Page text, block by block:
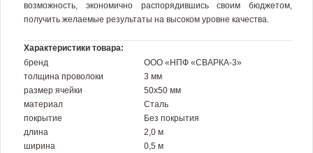
возможность, экономично распорядившись своим бюджетом,
получить желаемые результаты на высоком уровне качества.
Характеристики товара:
бренд
ООО «НПФ «СВАРКА-3»
толщина проволоки
3 мм
размер ячейки
50х50 мм
материал
Сталь
покрытие
Без покрытия
длина
2,0 м
ширина
0,5 м